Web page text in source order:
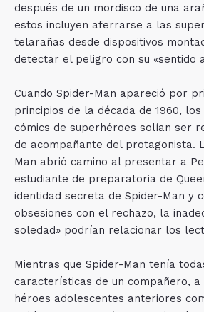
después de un mordisco de una
estos incluyen aferrarse a las
telarañas desde dispositivos
detectar el peligro con su «sentido
Cuando Spider-Man apareció por
principios de la década de 1960,
cómics de superhéroes solían ser
de acompañante del protagonista.
Man abrió camino al presentar a
estudiante de preparatoria de
identidad secreta de Spider-Man y
obsesiones con el rechazo, la
soledad» podrían relacionar los
​Mientras que Spider-Man tenía
características de un compañero,
héroes adolescentes anteriores